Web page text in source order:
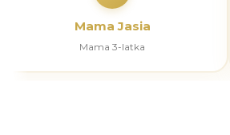
Mama Jasia
Mama 3-latka